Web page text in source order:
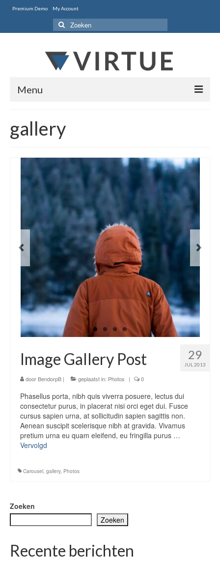
Premium Demo My Account
Zoeken
naar:
Menu
Style One
Style Two
Portfolio
Features
Contact Us
Icons
WordPress Gallery
Blog
Blog List Summary
Blog List Full
Image Slider Post
Image Gallery Post
Shop
Download
Free Version
Premium Version
gallery
29
JUL 2013
Image Gallery Post
door BendorpB | geplaatst in: Photos | 0
Phasellus porta, nibh quis viverra posuere, lectus dui
consectetur purus, in placerat nisi orci eget dui. Fusce
cursus sapien urna, at sollicitudin sapien sagittis non.
Aenean suscipit scelerisque nibh at gravida. Vivamus
pretium urna eu quam eleifend, eu fringilla purus …
Vervolgd
Carousel, gallery, Photos
Zoeken
Zoeken
Recente berichten